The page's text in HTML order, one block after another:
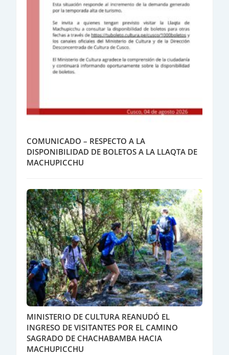
COMUNICADO – RESPECTO A LA
DISPONIBILIDAD DE BOLETOS A LA LLAQTA DE
MACHUPICCHU
MINISTERIO DE CULTURA REANUDÓ EL
INGRESO DE VISITANTES POR EL CAMINO
SAGRADO DE CHACHABAMBA HACIA
MACHUPICCHU